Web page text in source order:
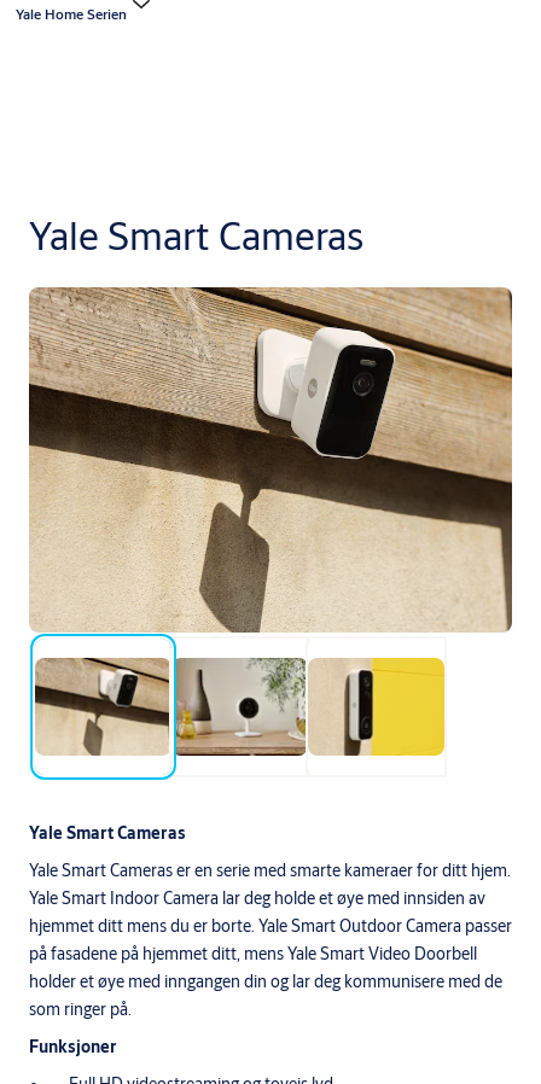
Yale Home Serien
Yale Smart Cameras
Yale Smart Cameras
Yale Smart Cameras er en serie med smarte kameraer for ditt hjem.
Yale Smart Indoor Camera lar deg holde et øye med innsiden av
hjemmet ditt mens du er borte. Yale Smart Outdoor Camera passer
på fasadene på hjemmet ditt, mens Yale Smart Video Doorbell
holder et øye med inngangen din og lar deg kommunisere med de
som ringer på.
Funksjoner